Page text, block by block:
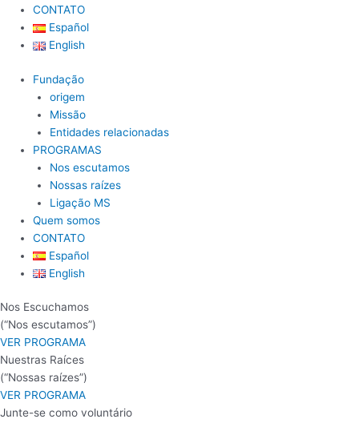
CONTATO
Español
English
Fundação
origem
Missão
Entidades relacionadas
PROGRAMAS
Nos escutamos
Nossas raízes
Ligação MS
Quem somos
CONTATO
Español
English
Nos Escuchamos
(“Nos escutamos”)
VER PROGRAMA
Nuestras Raíces
(“Nossas raízes”)
VER PROGRAMA
Junte-se como voluntário